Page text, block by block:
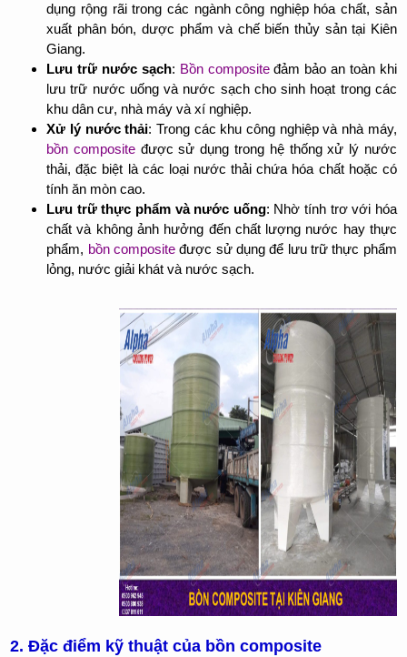
dụng rộng rãi trong các ngành công nghiệp hóa chất, sản
xuất phân bón, dược phẩm và chế biến thủy sản tại Kiên
Giang.
Lưu trữ nước sạch: Bồn compositeđảm bảo an toàn khi
lưu trữ nước uống và nước sạch cho sinh hoạt trong các
khu dân cư, nhà máy và xí nghiệp.
Xử lý nước thải: Trong các khu công nghiệp và nhà máy,
bồn compositeđược sử dụng trong hệ thống xử lý nước
thải, đặc biệt là các loại nước thải chứa hóa chất hoặc có
tính ăn mòn cao.
Lưu trữ thực phẩm và nước uống: Nhờ tính trơ với hóa
chất và không ảnh hưởng đến chất lượng nước hay thực
phẩm, bồn compositeđược sử dụng để lưu trữ thực phẩm
lỏng, nước giải khát và nước sạch.
2. Đặc điểm kỹ thuật của bồn composite